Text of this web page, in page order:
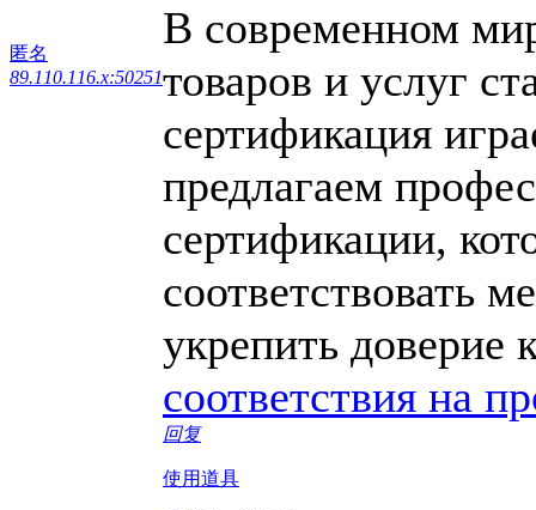
匿名
89.110.116.x:50251
В современном
товаров и услуг
сертификация
предлагаем
сертификации,
соответствовать
укрепить доверие
соответствия на
回复
使用道具